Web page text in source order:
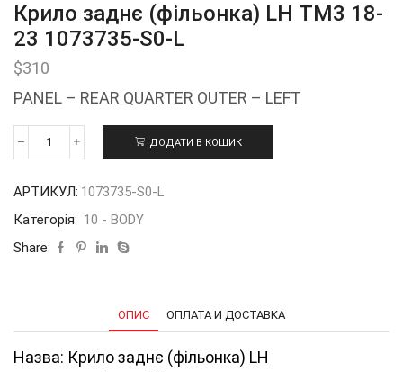
Крило заднє (фільонка) LH ТМ3 18-
23 1073735-S0-L
$310
PANEL – REAR QUARTER OUTER – LEFT
Крило
LH
ТМ3
18-
23
ДОДАТИ В КОШИК
АРТИКУЛ: 1073735-S0-L
Категорія: 10 - BODY
Share:
ОПИС ОПЛАТА И ДОСТАВКА
Назва: Крило заднє (фільонка) LH